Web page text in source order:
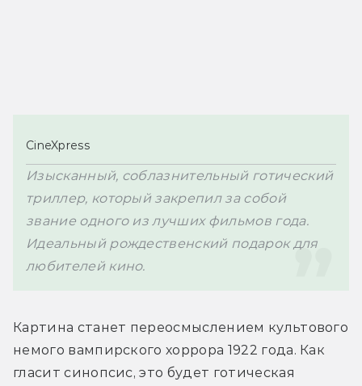
CineXpress
Изысканный, соблазнительный готический
триллер, который закрепил за собой
звание одного из лучших фильмов года.
Идеальный рождественский подарок для
любителей кино.
Картина станет переосмыслением культового
немого вампирского хоррора 1922 года. Как
гласит синопсис, это будет готическая